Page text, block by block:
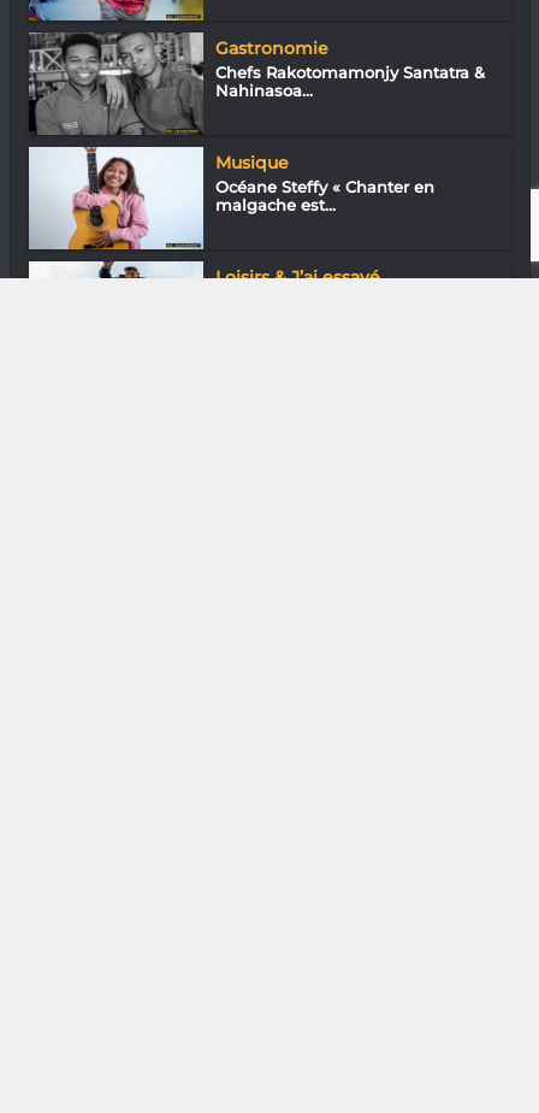
Gastronomie
Chefs Rakotomamonjy Santatra &
Nahinasoa...
Musique
Océane Steffy « Chanter en
malgache est...
Loisirs & J’ai essayé